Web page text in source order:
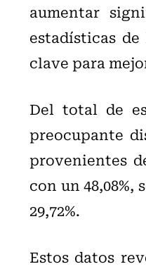
aumentar
estadísticas de
clave para
Del total de
preocupante
provenientes
con un
29,72%.
Estos datos